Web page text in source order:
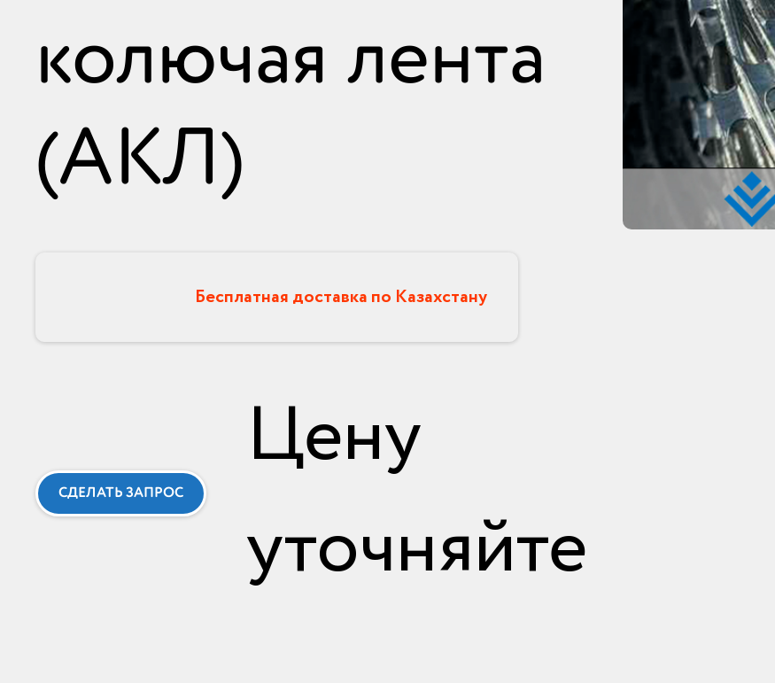
колючая лента
(АКЛ)
Бесплатная доставка по Казахстану
СДЕЛАТЬ ЗАПРОС
Цену
уточняйте